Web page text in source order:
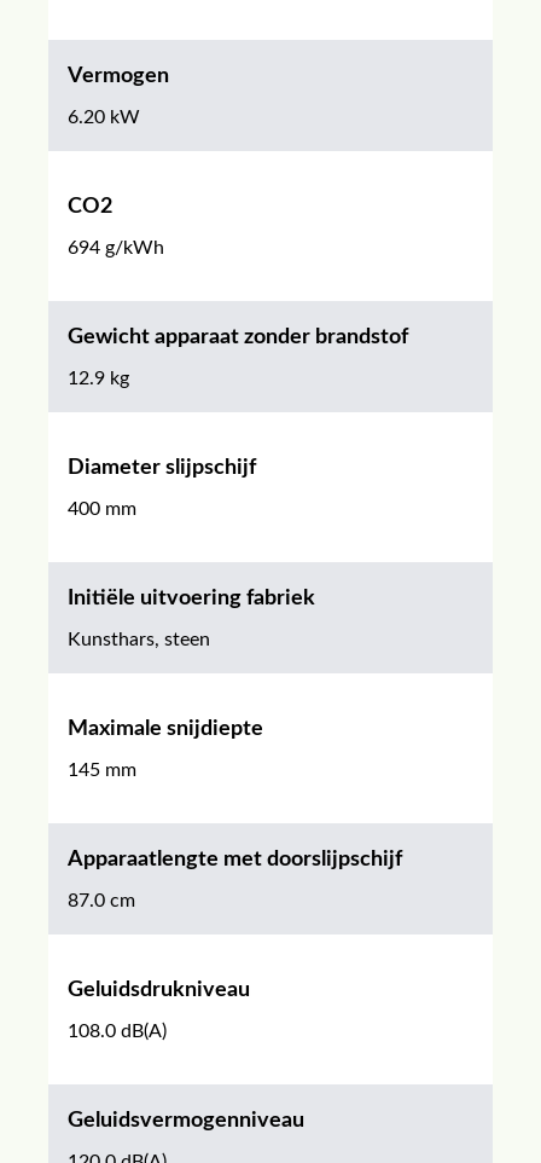
Vermogen
6.20 kW
CO2
694 g/kWh
Gewicht apparaat zonder brandstof
12.9 kg
Diameter slijpschijf
400 mm
Initiële uitvoering fabriek
Kunsthars, steen
Maximale snijdiepte
145 mm
Apparaatlengte met doorslijpschijf
87.0 cm
Geluidsdrukniveau
108.0 dB(A)
Geluidsvermogenniveau